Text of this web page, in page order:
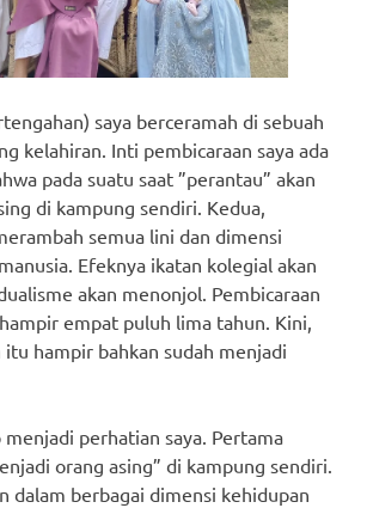
saya berceramah di sebuah
kelahiran. Inti pembicaraan saya ada
pada suatu saat ”perantau” akan
di kampung sendiri. Kedua,
semua lini dan dimensi
Efeknya ikatan kolegial akan
akan menonjol. Pembicaraan
empat puluh lima tahun. Kini,
itu hampir bahkan sudah menjadi
perhatian saya. Pertama
orang asing” di kampung sendiri.
dalam berbagai dimensi kehidupan